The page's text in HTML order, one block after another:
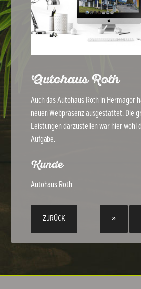
Autohaus Roth
Auch das Autohaus Roth in Hermagor
neuen Webpräsenz ausgestattet. Die
Leistungen darzustellen war hier wohl
Aufgabe.
Kunde
Autohaus Roth
ZURÜCK »